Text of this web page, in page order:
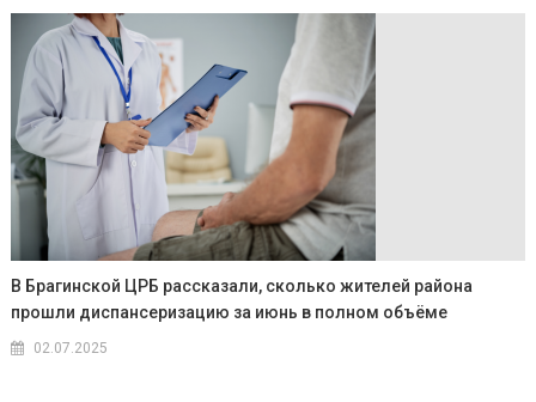
В Брагинской ЦРБ рассказали, сколько жителей района
прошли диспансеризацию за июнь в полном объёме
02.07.2025